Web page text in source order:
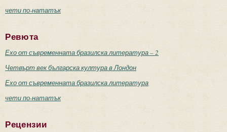
чети по-нататък
Ревюта
Ехо от съвременната бразилска литература – 2
Четвърт век българска култура в Лондон
Ехо от съвременната бразилска литература
чети по-нататък
Рецензии